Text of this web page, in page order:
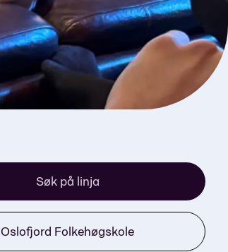
Søk på linja
Oslofjord Folkehøgskole